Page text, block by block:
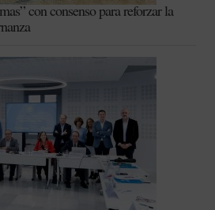
con consenso para reforzar la